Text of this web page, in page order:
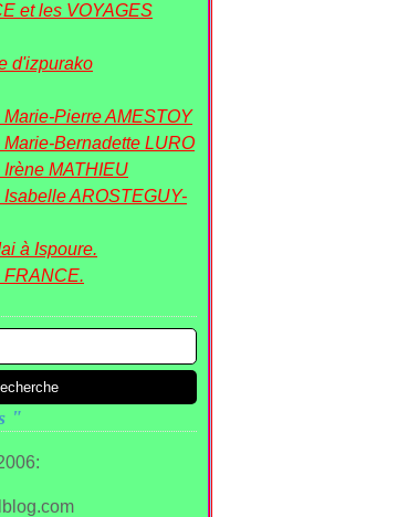
et les VOYAGES
d'izpurako
Pierre AMESTOY
Bernadette LURO
MATHIEU
AROSTEGUY-
à Ispoure.
FRANCE.
"